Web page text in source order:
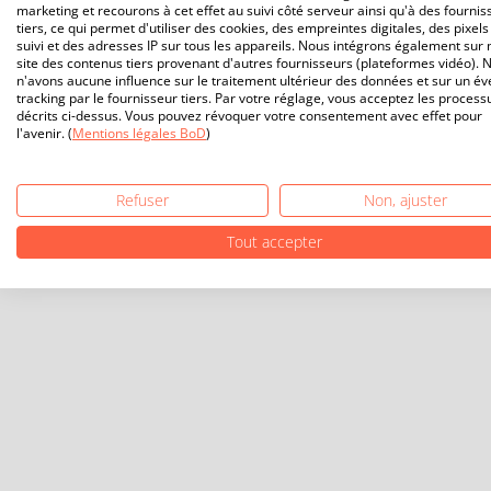
marketing et recourons à cet effet au suivi côté serveur ainsi qu'à des
tiers, ce qui permet d'utiliser des cookies, des empreintes digitales, des
suivi et des adresses IP sur tous les appareils. Nous intégrons également sur
site des contenus tiers provenant d'autres fournisseurs (plateformes vidéo).
n'avons aucune influence sur le traitement ultérieur des données et sur un
tracking par le fournisseur tiers. Par votre réglage, vous acceptez les
décrits ci-dessus. Vous pouvez révoquer votre consentement avec effet pour
l'avenir. (Mentions légales BoD)
Refuser
Non, ajuster
Tout accepter